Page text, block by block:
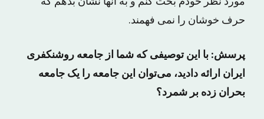
حرف خوشان را نمی ‌فهمند.
پرسش: با این توصیفی که شما از جامعه‌ روشنکفری
ایران ارائه دادید، می‌توان این جامعه را یک جامعه‌
بحران زده بر شمرد؟